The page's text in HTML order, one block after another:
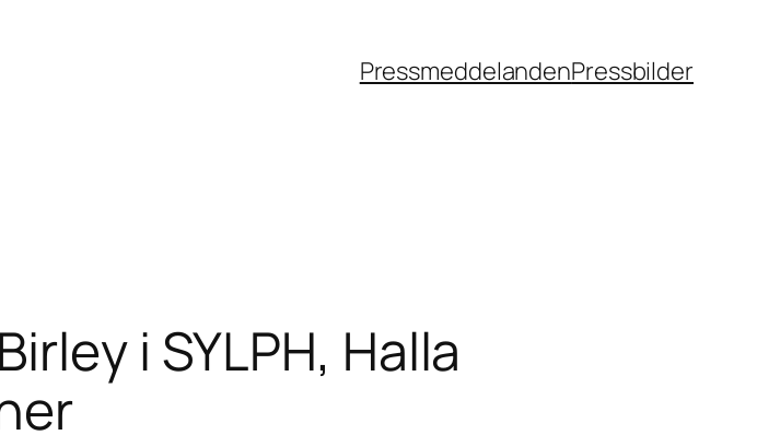
PressmeddelandenPressbilder
i SYLPH, Halla